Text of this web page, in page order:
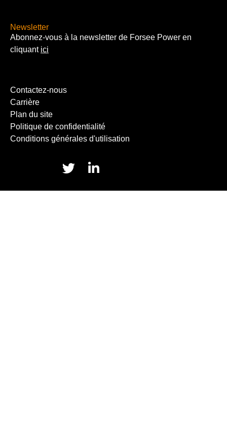
Newsletter
Abonnez-vous à la newsletter de Forsee Power en
cliquant ici
Contactez-nous
Carrière
Plan du site
Politique de confidentialité
Conditions générales d'utilisation